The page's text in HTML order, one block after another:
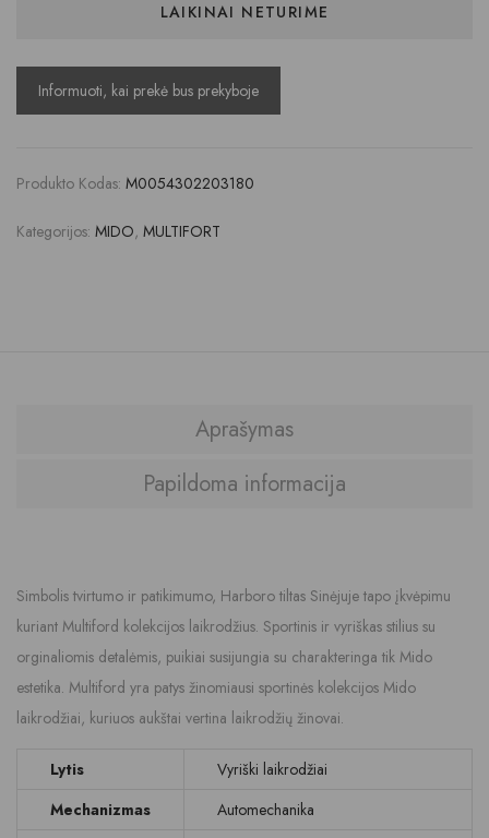
LAIKINAI NETURIME
Produkto Kodas: M0054302203180
Kategorijos: MIDO, MULTIFORT
Aprašymas
Papildoma informacija
Simbolis tvirtumo ir patikimumo, Harboro tiltas Sinėjuje tapo įkvėpimu
kuriant Multiford kolekcijos laikrodžius. Sportinis ir vyriškas stilius su
orginaliomis detalėmis, puikiai susijungia su charakteringa tik Mido
estetika. Multiford yra patys žinomiausi sportinės kolekcijos Mido
laikrodžiai, kuriuos aukštai vertina laikrodžių žinovai.
Lytis
Vyriški laikrodžiai
Mechanizmas
Automechanika